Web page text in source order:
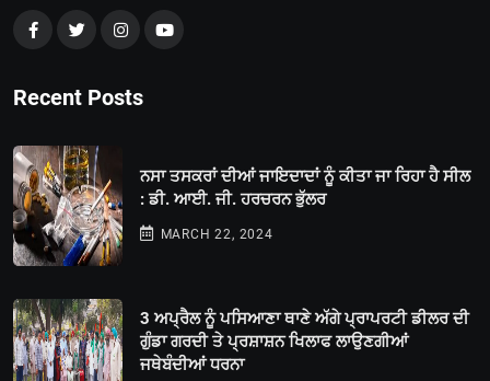
Recent Posts
ਨਸਾ ਤਸਕਰਾਂ ਦੀਆਂ ਜਾਇਦਾਦਾਂ ਨੂੰ ਕੀਤਾ ਜਾ ਰਿਹਾ ਹੈ ਸੀਲ
: ਡੀ. ਆਈ. ਜੀ. ਹਰਚਰਨ ਭੁੱਲਰ
MARCH 22, 2024
3 ਅਪ੍ਰੈਲ ਨੂੰ ਪਸਿਆਣਾ ਥਾਣੇ ਅੱਗੇ ਪ੍ਰਾਪਰਟੀ ਡੀਲਰ ਦੀ
ਗੁੰਡਾ ਗਰਦੀ ਤੇ ਪ੍ਰਸ਼ਾਸ਼ਨ ਖਿਲਾਫ ਲਾਉਣਗੀਆਂ
ਜਥੇਬੰਦੀਆਂ ਧਰਨਾ